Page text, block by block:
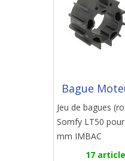
Bague
Jeu de bagues
Somfy LT50
mm IMBAC
17